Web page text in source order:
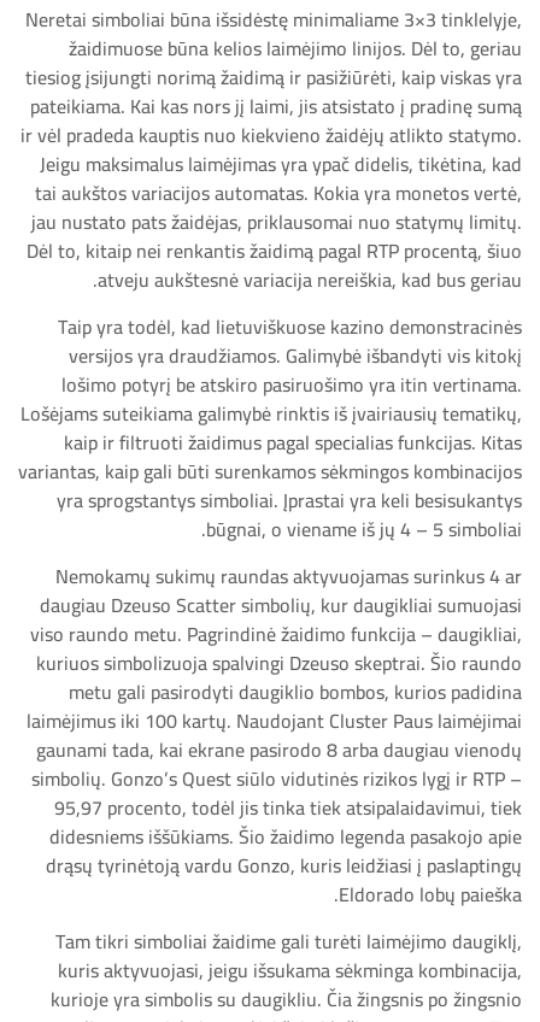
Neretai simboliai būna išsidėstę minimaliame 3×3 tinklelyje,
žaidimuose būna kelios laimėjimo linijos. Dėl to, geriau
tiesiog įsijungti norimą žaidimą ir pasižiūrėti, kaip viskas yra
pateikiama. Kai kas nors jį laimi, jis atsistato į pradinę sumą
ir vėl pradeda kauptis nuo kiekvieno žaidėjų atlikto statymo.
Jeigu maksimalus laimėjimas yra ypač didelis, tikėtina, kad
tai aukštos variacijos automatas. Kokia yra monetos vertė,
jau nustato pats žaidėjas, priklausomai nuo statymų limitų.
Dėl to, kitaip nei renkantis žaidimą pagal RTP procentą, šiuo
atveju aukštesnė variacija nereiškia, kad bus geriau.
Taip yra todėl, kad lietuviškuose kazino demonstracinės
versijos yra draudžiamos. Galimybė išbandyti vis kitokį
lošimo potyrį be atskiro pasiruošimo yra itin vertinama.
Lošėjams suteikiama galimybė rinktis iš įvairiausių tematikų,
kaip ir filtruoti žaidimus pagal specialias funkcijas. Kitas
variantas, kaip gali būti surenkamos sėkmingos kombinacijos
yra sprogstantys simboliai. Įprastai yra keli besisukantys
būgnai, o viename iš jų 4 – 5 simboliai.
Nemokamų sukimų raundas aktyvuojamas surinkus 4 ar
daugiau Dzeuso Scatter simbolių, kur daugikliai sumuojasi
viso raundo metu. Pagrindinė žaidimo funkcija – daugikliai,
kuriuos simbolizuoja spalvingi Dzeuso skeptrai. Šio raundo
metu gali pasirodyti daugiklio bombos, kurios padidina
laimėjimus iki 100 kartų. Naudojant Cluster Paus laimėjimai
gaunami tada, kai ekrane pasirodo 8 arba daugiau vienodų
simbolių. Gonzo’s Quest siūlo vidutinės rizikos lygį ir RTP –
95,97 procento, todėl jis tinka tiek atsipalaidavimui, tiek
didesniems iššūkiams. Šio žaidimo legenda pasakojo apie
drąsų tyrinėtoją vardu Gonzo, kuris leidžiasi į paslaptingų
Eldorado lobų paieška.
Tam tikri simboliai žaidime gali turėti laimėjimo daugiklį,
kuris aktyvuojasi, jeigu išsukama sėkminga kombinacija,
kurioje yra simbolis su daugikliu. Čia žingsnis po žingsnio